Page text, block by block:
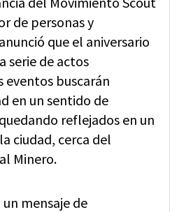
de personas y
que el aniversario
serie de actos
eventos buscarán
en un sentido de
reflejados en un
ciudad, cerca del
Minero.
mensaje de